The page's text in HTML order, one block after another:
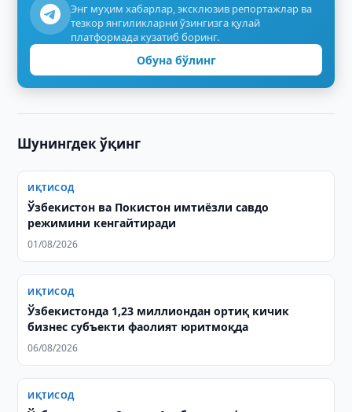
Энг муҳим хабарлар, эксклюзив репортажлар ва
тезкор янгиликларни ўзингизга қулай
платформада кузатиб боринг.
Обуна бўлинг
Шунингдек ўқинг
ИҚТИСОД
Ўзбекистон ва Покистон имтиёзли савдо
режимини кенгайтиради
01/08/2026
ИҚТИСОД
Ўзбекистонда 1,23 миллиондан ортиқ кичик
бизнес субъекти фаолият юритмоқда
06/08/2026
ИҚТИСОД